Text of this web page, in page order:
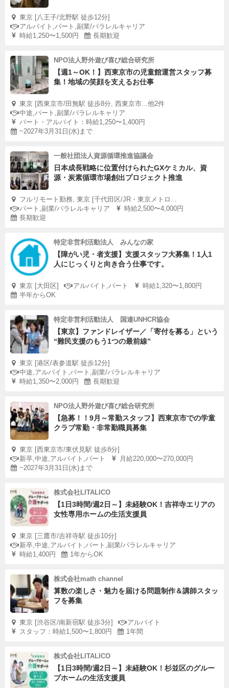
東京 [八王子/北野駅 徒歩12分]
アルバイト,パート,副業/パラレルキャリア
時給1,250〜1,500円
長期歓迎
NPO法人野外遊び喜び総合研究所
【週1～OK！】西東京市の児童館運営スタッフ募
集！地域の笑顔を支えるお仕事
東京 [西東京市/田無駅 徒歩8分, 西東京市...他2件
中途,パート,副業/パラレルキャリア
パート・アルバイト：時給1,250〜1,400円
~2027年3月31日(水)まで
一般社団法人資源循環推進協議会
日本成長戦略に位置付けられたGXケミカル、資
源・炭素循環市場創出プロジェクト推進
フルリモート勤務, 東京 [千代田区/JR・東京メトロ...
パート,副業/パラレルキャリア
時給2,500〜4,000円
長期歓迎
特定非営利活動法人 みんなの家
【障がい児・者支援】支援スタッフ大募集！1人1
人にじっくりと向き合う仕事です。
東京 [大田区] アルバイト,パート
時給1,320〜1,800円
半年からOK
特定非営利活動法人 国連UNHCR協会
【東京】ファンドレイザー／「寄付を募る」という
“難民支援のもう1つの最前線”
東京 [港区/表参道駅 徒歩12分]
中途,アルバイト,パート,副業/パラレルキャリア
時給1,350〜2,000円
長期歓迎
NPO法人野外遊び喜び総合研究所
【急募！！9月～常勤スタッフ】西東京市での学童
クラブ常勤・非常勤職員募集
東京 [西東京市/東伏見駅 徒歩8分]
新卒,中途,アルバイト,パート
月給220,000〜270,000円
~2027年3月31日(水)まで
株式会社LITALICO
【1日3時間/週2日～】未経験OK！吉祥寺エリアの
女性専用ホームの生活支援員
東京 [三鷹市/吉祥寺駅 徒歩10分]
新卒,中途,アルバイト,パート,副業/パラレルキャリア
時給1,400円
1年からOK
株式会社math channel
算数の楽しさ・魅力を届ける問題制作＆講師スタッ
フを募集
東京 [渋谷区/南新宿駅 徒歩3分]
アルバイト
スタッフ：時給1,500〜1,800円
1年間
株式会社LITALICO
【1日3時間/週2日～】未経験OK！杉並区のグルー
プホームの生活支援員